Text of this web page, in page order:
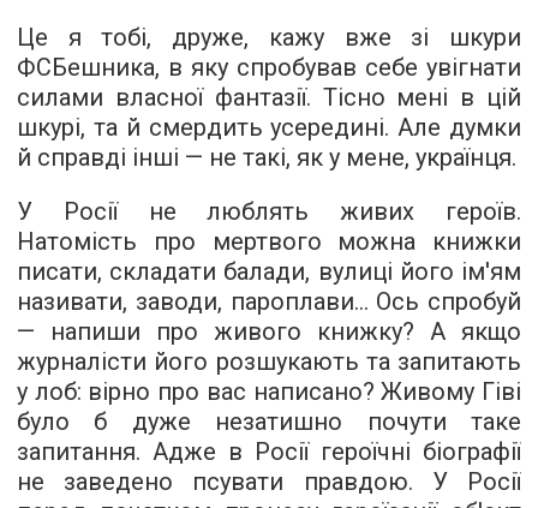
Це я тобі, друже, кажу вже зі шкури
ФСБешника, в яку спробував себе увігнати
силами власної фантазії. Тісно мені в цій
шкурі, та й смердить усередині. Але думки
й справді інші — не такі, як у мене, українця.
У Росії не люблять живих героїв.
Натомість про мертвого можна книжки
писати, складати балади, вулиці його ім'ям
називати, заводи, пароплави... Ось спробуй
— напиши про живого книжку? А якщо
журналісти його розшукають та запитають
у лоб: вірно про вас написано? Живому Гіві
було б дуже незатишно почути таке
запитання. Адже в Росії героїчні біографії
не заведено псувати правдою. У Росії